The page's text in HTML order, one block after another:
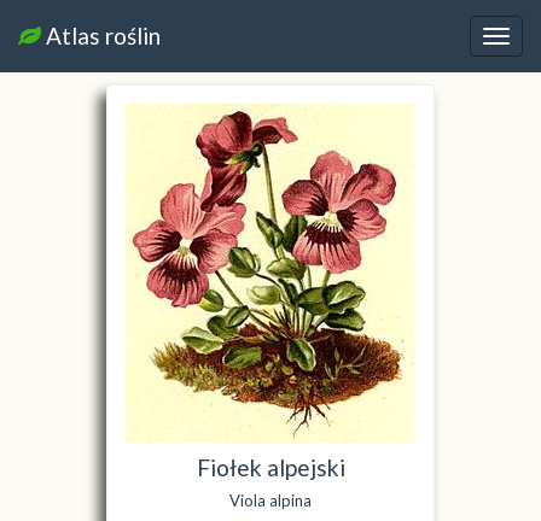
Atlas roślin
Fiołek alpejski
Viola alpina